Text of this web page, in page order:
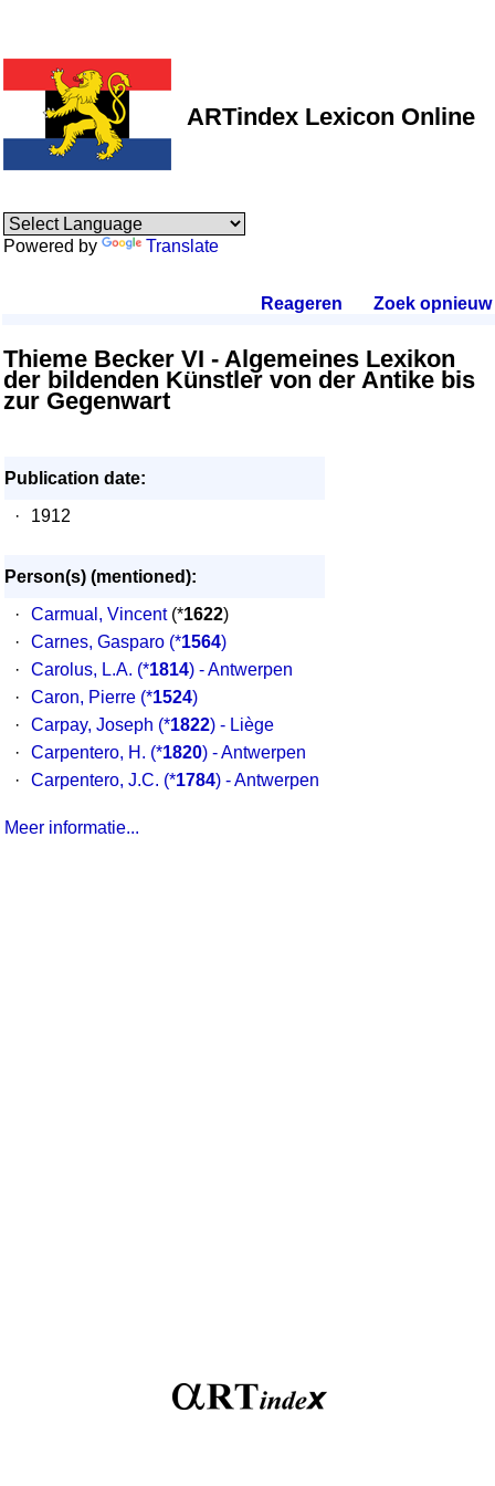
ARTindex Lexicon Online
Powered by Translate
Reageren Zoek opnieuw.
Thieme Becker VI - Algemeines Lexikon
der bildenden Künstler von der Antike bis
zur Gegenwart
Publication date:
·
1912
Person(s) (mentioned):
·
Carmual, Vincent(*1622)
·
Carnes, Gasparo (*1564)
·
Carolus, L.A. (*1814) - Antwerpen
·
Caron, Pierre (*1524)
·
Carpay, Joseph (*1822) - Liège
·
Carpentero, H. (*1820) - Antwerpen
·
Carpentero, J.C. (*1784) - Antwerpen
Meer informatie...